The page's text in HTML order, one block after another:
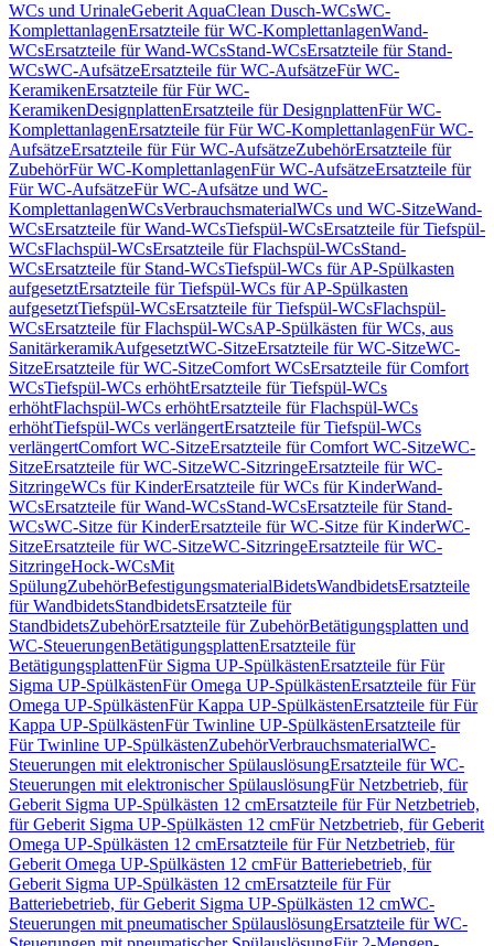
WCs und UrinaleGeberit AquaClean Dusch-WCsWC-
KomplettanlagenErsatzteile für WC-KomplettanlagenWand-
WCsErsatzteile für Wand-WCsStand-WCsErsatzteile für Stand-
WCsWC-AufsätzeErsatzteile für WC-AufsätzeFür WC-
KeramikenErsatzteile für Für WC-
KeramikenDesignplattenErsatzteile für DesignplattenFür WC-
KomplettanlagenErsatzteile für Für WC-KomplettanlagenFür WC-
AufsätzeErsatzteile für Für WC-AufsätzeZubehörErsatzteile für
ZubehörFür WC-KomplettanlagenFür WC-AufsätzeErsatzteile für
Für WC-AufsätzeFür WC-Aufsätze und WC-
KomplettanlagenWCsVerbrauchsmaterialWCs und WC-SitzeWand-
WCsErsatzteile für Wand-WCsTiefspül-WCsErsatzteile für Tiefspül-
WCsFlachspül-WCsErsatzteile für Flachspül-WCsStand-
WCsErsatzteile für Stand-WCsTiefspül-WCs für AP-Spülkasten
aufgesetztErsatzteile für Tiefspül-WCs für AP-Spülkasten
aufgesetztTiefspül-WCsErsatzteile für Tiefspül-WCsFlachspül-
WCsErsatzteile für Flachspül-WCsAP-Spülkästen für WCs, aus
SanitärkeramikAufgesetztWC-SitzeErsatzteile für WC-SitzeWC-
SitzeErsatzteile für WC-SitzeComfort WCsErsatzteile für Comfort
WCsTiefspül-WCs erhöhtErsatzteile für Tiefspül-WCs
erhöhtFlachspül-WCs erhöhtErsatzteile für Flachspül-WCs
erhöhtTiefspül-WCs verlängertErsatzteile für Tiefspül-WCs
verlängertComfort WC-SitzeErsatzteile für Comfort WC-SitzeWC-
SitzeErsatzteile für WC-SitzeWC-SitzringeErsatzteile für WC-
SitzringeWCs für KinderErsatzteile für WCs für KinderWand-
WCsErsatzteile für Wand-WCsStand-WCsErsatzteile für Stand-
WCsWC-Sitze für KinderErsatzteile für WC-Sitze für KinderWC-
SitzeErsatzteile für WC-SitzeWC-SitzringeErsatzteile für WC-
SitzringeHock-WCsMit
SpülungZubehörBefestigungsmaterialBidetsWandbidetsErsatzteile
für WandbidetsStandbidetsErsatzteile für
StandbidetsZubehörErsatzteile für ZubehörBetätigungsplatten und
WC-SteuerungenBetätigungsplattenErsatzteile für
BetätigungsplattenFür Sigma UP-SpülkästenErsatzteile für Für
Sigma UP-SpülkästenFür Omega UP-SpülkästenErsatzteile für Für
Omega UP-SpülkästenFür Kappa UP-SpülkästenErsatzteile für Für
Kappa UP-SpülkästenFür Twinline UP-SpülkästenErsatzteile für
Für Twinline UP-SpülkästenZubehörVerbrauchsmaterialWC-
Steuerungen mit elektronischer SpülauslösungErsatzteile für WC-
Steuerungen mit elektronischer SpülauslösungFür Netzbetrieb, für
Geberit Sigma UP-Spülkästen 12 cmErsatzteile für Für Netzbetrieb,
für Geberit Sigma UP-Spülkästen 12 cmFür Netzbetrieb, für Geberit
Omega UP-Spülkästen 12 cmErsatzteile für Für Netzbetrieb, für
Geberit Omega UP-Spülkästen 12 cmFür Batteriebetrieb, für
Geberit Sigma UP-Spülkästen 12 cmErsatzteile für Für
Batteriebetrieb, für Geberit Sigma UP-Spülkästen 12 cmWC-
Steuerungen mit pneumatischer SpülauslösungErsatzteile für WC-